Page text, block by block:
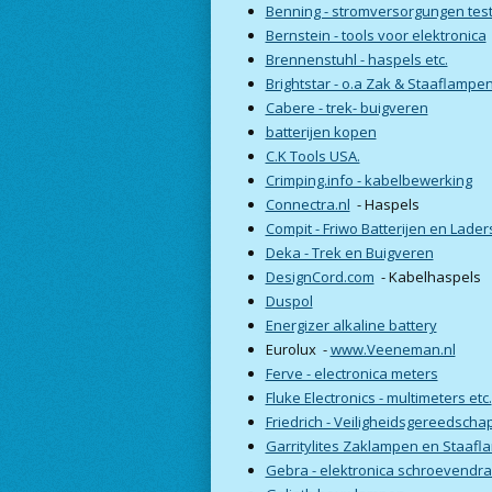
Benning - stromversorgungen
Bernstein - tools voor elektronica
Brennenstuhl - haspels etc.
Brightstar - o.a Zak & Staaflampen
Cabere - trek- buigveren
batterijen kopen
C.K Tools USA.
Crimping.info - kabelbewerking
Connectra.nl - Haspels
Compit - Friwo Batterijen en
Deka - Trek en Buigveren
DesignCord.com - Kabelhaspels
Duspol
Energizer alkaline battery
Eurolux -www.Veeneman.nl
Ferve - electronica meters
Fluke Electronics - multimeters etc.
Friedrich -
Garritylites Zaklampen en
Gebra - elektronica